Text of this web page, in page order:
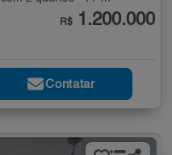
R$ 1.200.000
Contatar